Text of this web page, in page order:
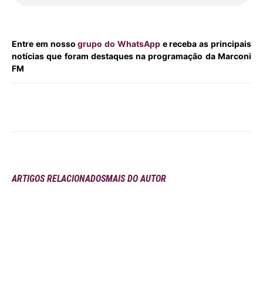
Entre em nossogrupo do WhatsAppe receba as principais
notícias que foram destaques na programação da Marconi
FM
ARTIGOS RELACIONADOSMAIS DO AUTOR